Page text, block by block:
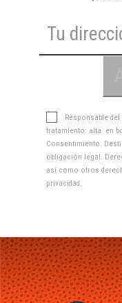
Responsable
tratamiento: alta en
Consentimiento.
obligación legal.
así como otros
privacidad